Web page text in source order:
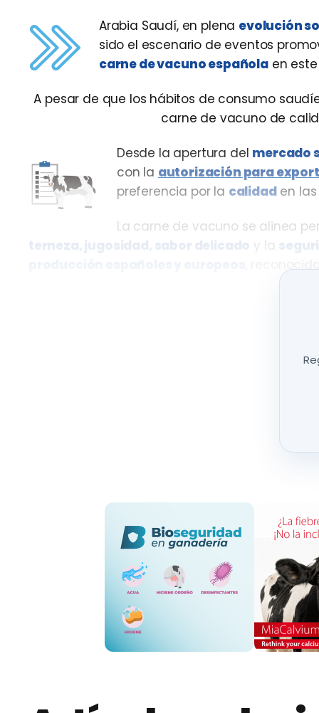
Arabia Saudí, en plena evolución
sido el escenario de eventos
carne de vacuno españolaen este
A pesar de que los hábitos de consumo
carne de vacuno de
Desde la apertura del mercado
con la autorización para
preferencia por la calidaden las
La carne de vacuno se alinea
terneza, jugosidad, sabor delicado y la
,
Como parte de la estrategia de promoción, la
Jornada formativa en la escuela
La culminación de la misión comercial tuvo
de España en Arabia Saudí,Jorge Hevia
. El
actores clave en la
cadena comercial de la
Estas acciones, coordinadas
estrella Michelin, buscan fortalecer el
actividad comercialque se mantiene estable
cofinanciado por la UE para la promoción de